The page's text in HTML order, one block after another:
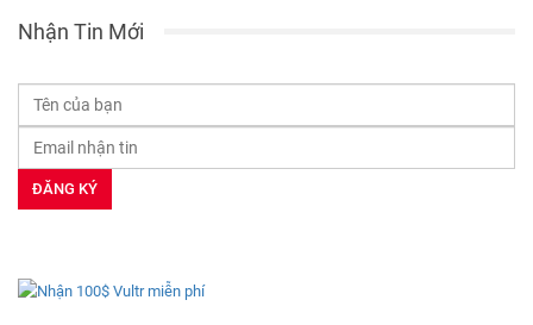
Nhận Tin Mới